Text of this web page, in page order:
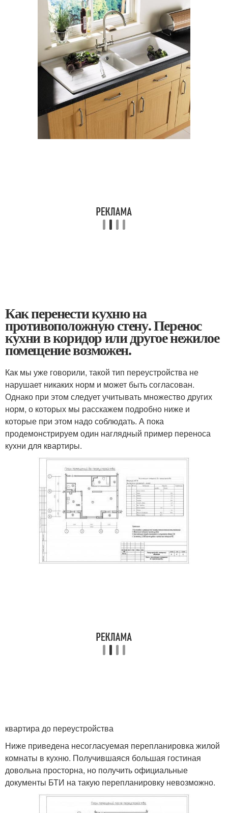
Как перенести кухню на
противоположную стену. Перенос
кухни в коридор или другое нежилое
помещение возможен.
Как мы уже говорили, такой тип переустройства не
нарушает никаких норм и может быть согласован.
Однако при этом следует учитывать множество других
норм, о которых мы расскажем подробно ниже и
которые при этом надо соблюдать. А пока
продемонстрируем один наглядный пример переноса
кухни для квартиры.
квартира до переустройства
Ниже приведена несогласуемая перепланировка жилой
комнаты в кухню. Получившаяся большая гостиная
довольна просторна, но получить официальные
документы БТИ на такую перепланировку невозможно.